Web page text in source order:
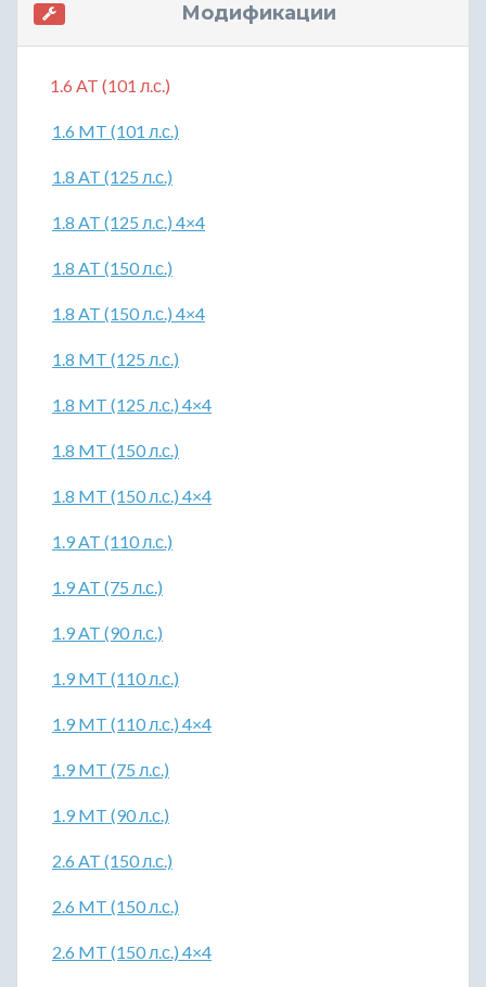
Модификации
1.6 AT (101 л.с.)
1.6 MT (101 л.с.)
1.8 AT (125 л.с.)
1.8 AT (125 л.с.) 4×4
1.8 AT (150 л.с.)
1.8 AT (150 л.с.) 4×4
1.8 MT (125 л.с.)
1.8 MT (125 л.с.) 4×4
1.8 MT (150 л.с.)
1.8 MT (150 л.с.) 4×4
1.9 AT (110 л.с.)
1.9 AT (75 л.с.)
1.9 AT (90 л.с.)
1.9 MT (110 л.с.)
1.9 MT (110 л.с.) 4×4
1.9 MT (75 л.с.)
1.9 MT (90 л.с.)
2.6 AT (150 л.с.)
2.6 MT (150 л.с.)
2.6 MT (150 л.с.) 4×4